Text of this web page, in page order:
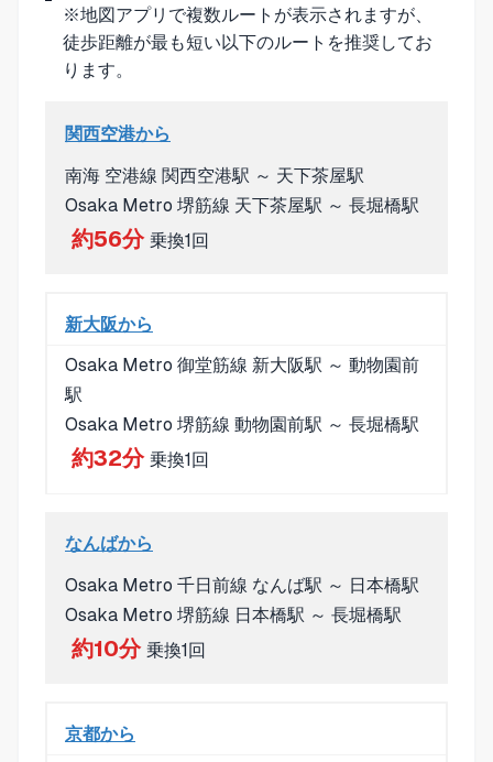
※地図アプリで複数ルートが表示されますが、
徒歩距離が最も短い以下のルートを推奨してお
ります。
関西空港から
南海 空港線 関西空港駅 ～ 天下茶屋駅
Osaka Metro 堺筋線 天下茶屋駅 ～ 長堀橋駅
約56分 乗換1回
新大阪から
Osaka Metro 御堂筋線 新大阪駅 ～ 動物園前
駅
Osaka Metro 堺筋線 動物園前駅 ～ 長堀橋駅
約32分 乗換1回
なんばから
Osaka Metro 千日前線 なんば駅 ～ 日本橋駅
Osaka Metro 堺筋線 日本橋駅 ～ 長堀橋駅
約10分 乗換1回
京都から